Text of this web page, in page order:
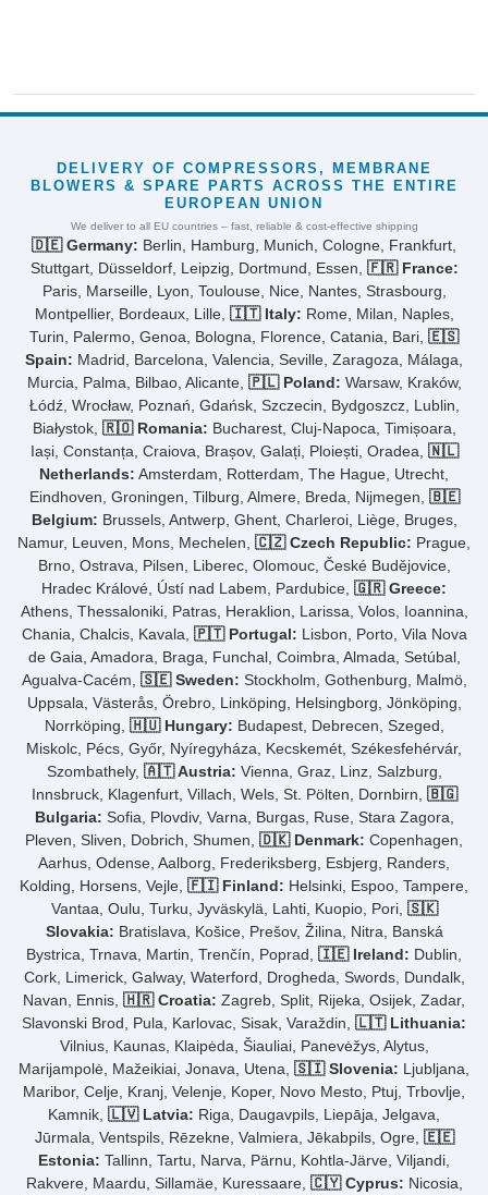
DELIVERY OF COMPRESSORS, MEMBRANE
BLOWERS & SPARE PARTS ACROSS THE ENTIRE
EUROPEAN UNION
We deliver to all EU countries – fast, reliable & cost-effective shipping
🇩🇪 Germany: Berlin, Hamburg, Munich, Cologne, Frankfurt,
Stuttgart, Düsseldorf, Leipzig, Dortmund, Essen, 🇫🇷 France:
Paris, Marseille, Lyon, Toulouse, Nice, Nantes, Strasbourg,
Montpellier, Bordeaux, Lille, 🇮🇹 Italy: Rome, Milan, Naples,
Turin, Palermo, Genoa, Bologna, Florence, Catania, Bari, 🇪🇸
Spain: Madrid, Barcelona, Valencia, Seville, Zaragoza, Málaga,
Murcia, Palma, Bilbao, Alicante, 🇵🇱 Poland: Warsaw, Kraków,
Łódź, Wrocław, Poznań, Gdańsk, Szczecin, Bydgoszcz, Lublin,
Białystok, 🇷🇴 Romania: Bucharest, Cluj-Napoca, Timișoara,
Iași, Constanța, Craiova, Brașov, Galați, Ploiești, Oradea, 🇳🇱
Netherlands: Amsterdam, Rotterdam, The Hague, Utrecht,
Eindhoven, Groningen, Tilburg, Almere, Breda, Nijmegen, 🇧🇪
Belgium: Brussels, Antwerp, Ghent, Charleroi, Liège, Bruges,
Namur, Leuven, Mons, Mechelen, 🇨🇿 Czech Republic: Prague,
Brno, Ostrava, Pilsen, Liberec, Olomouc, České Budějovice,
Hradec Králové, Ústí nad Labem, Pardubice, 🇬🇷 Greece:
Athens, Thessaloniki, Patras, Heraklion, Larissa, Volos, Ioannina,
Chania, Chalcis, Kavala, 🇵🇹 Portugal: Lisbon, Porto, Vila Nova
de Gaia, Amadora, Braga, Funchal, Coimbra, Almada, Setúbal,
Agualva-Cacém, 🇸🇪 Sweden: Stockholm, Gothenburg, Malmö,
Uppsala, Västerås, Örebro, Linköping, Helsingborg, Jönköping,
Norrköping, 🇭🇺 Hungary: Budapest, Debrecen, Szeged,
Miskolc, Pécs, Győr, Nyíregyháza, Kecskemét, Székesfehérvár,
Szombathely, 🇦🇹 Austria: Vienna, Graz, Linz, Salzburg,
Innsbruck, Klagenfurt, Villach, Wels, St. Pölten, Dornbirn, 🇧🇬
Bulgaria: Sofia, Plovdiv, Varna, Burgas, Ruse, Stara Zagora,
Pleven, Sliven, Dobrich, Shumen, 🇩🇰 Denmark: Copenhagen,
Aarhus, Odense, Aalborg, Frederiksberg, Esbjerg, Randers,
Kolding, Horsens, Vejle, 🇫🇮 Finland: Helsinki, Espoo, Tampere,
Vantaa, Oulu, Turku, Jyväskylä, Lahti, Kuopio, Pori, 🇸🇰
Slovakia: Bratislava, Košice, Prešov, Žilina, Nitra, Banská
Bystrica, Trnava, Martin, Trenčín, Poprad, 🇮🇪 Ireland: Dublin,
Cork, Limerick, Galway, Waterford, Drogheda, Swords, Dundalk,
Navan, Ennis, 🇭🇷 Croatia: Zagreb, Split, Rijeka, Osijek, Zadar,
Slavonski Brod, Pula, Karlovac, Sisak, Varaždin, 🇱🇹 Lithuania:
Vilnius, Kaunas, Klaipėda, Šiauliai, Panevėžys, Alytus,
Marijampolė, Mažeikiai, Jonava, Utena, 🇸🇮 Slovenia: Ljubljana,
Maribor, Celje, Kranj, Velenje, Koper, Novo Mesto, Ptuj, Trbovlje,
Kamnik, 🇱🇻 Latvia: Riga, Daugavpils, Liepāja, Jelgava,
Jūrmala, Ventspils, Rēzekne, Valmiera, Jēkabpils, Ogre, 🇪🇪
Estonia: Tallinn, Tartu, Narva, Pärnu, Kohtla-Järve, Viljandi,
Rakvere, Maardu, Sillamäe, Kuressaare, 🇨🇾 Cyprus: Nicosia,